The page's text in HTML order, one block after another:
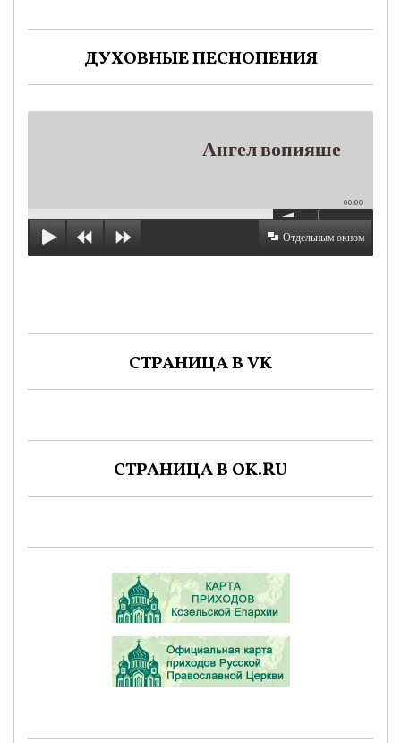
ДУХОВНЫЕ ПЕСНОПЕНИЯ
Ангел вопияше
00:00
Отдельным окном
СТРАНИЦА В VK
СТРАНИЦА В OK.RU